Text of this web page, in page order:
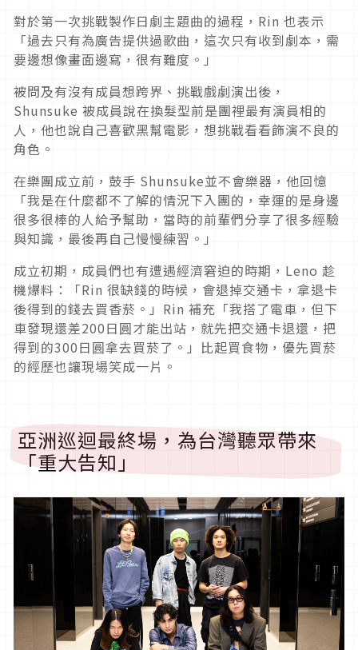
對於第一次挑戰製作日劇主題曲的過程，Rin 也表示
「過去只有為廣告提供過歌曲，這次只有收到劇本，需
要邊想像畫面邊寫，很有難度。」
被問及有沒有成員想跨界、挑戰戲劇演出後，
Shunsuke 被成員說在換髮型前是團裡最有演員相的
人，他也說自己喜歡黑幫電影，想挑戰看看飾演不良的
角色。
在樂團成立前，鼓手 Shunsuke並不會樂器，他回憶
「我是在什麼都不了解的情況下入團的，幸運的是身邊
很多很棒的人給予幫助，當時的前輩們分享了很多經驗
與知識，最後再自己慢慢練習。」
成立初期，成員們也有遭遇經濟窘迫的時期，Leno 趁
機爆料：「Rin 很缺錢的時候，會退掉交通卡，拿退卡
後得到的錢去買香菸。」Rin 補充「我搭了電車，但下
車發現還差200日圓才能出站，就先把交通卡退還，把
得到的300日圓拿去買菸了。」比起買食物，優先買菸
的經歷也讓現場笑成一片。
亞洲巡迴最終場，為台灣聽眾帶來
「重大告知」